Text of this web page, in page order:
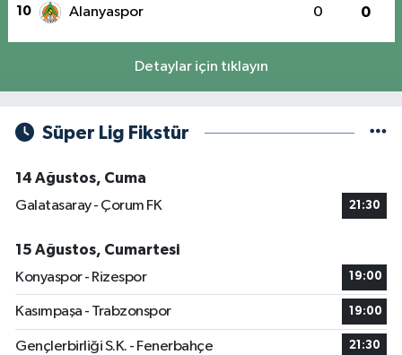
10 Alanyaspor 0 0
Detaylar için tıklayın
Süper Lig Fikstür
14 Ağustos, Cuma
Galatasaray - Çorum FK
21:30
15 Ağustos, Cumartesi
Konyaspor - Rizespor
19:00
Kasımpaşa - Trabzonspor 19:00
Gençlerbirliği S.K. - Fenerbahçe 21:30